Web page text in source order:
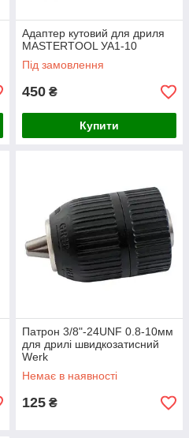
Адаптер кутовий для дриля
MASTERTOOL УА1-10
Під замовлення
450 ₴
Купити
Патрон 3/8"-24UNF 0.8-10мм
для дрилі швидкозатисний
Werk
Немає в наявності
125 ₴